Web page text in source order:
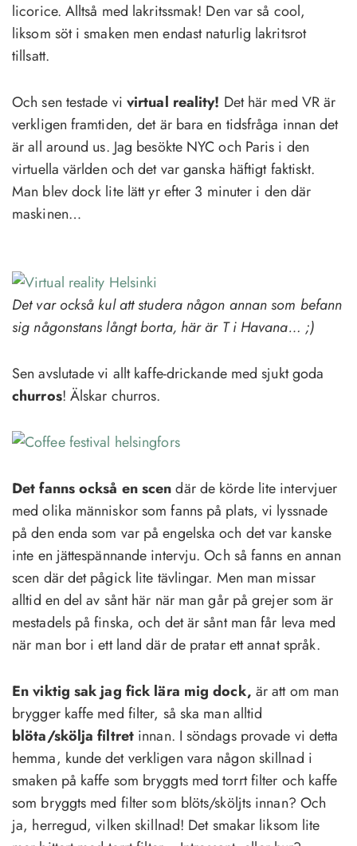
licorice. Alltså med lakritssmak! Den var så cool,
liksom söt i smaken men endast naturlig lakritsrot
tillsatt.
Och sen testade vi virtual reality! Det här med VR är
verkligen framtiden, det är bara en tidsfråga innan det
är all around us. Jag besökte NYC och Paris i den
virtuella världen och det var ganska häftigt faktiskt.
Man blev dock lite lätt yr efter 3 minuter i den där
maskinen…
Det var också kul att studera någon annan som befann
sig någonstans långt borta, här är T i Havana… ;)
Sen avslutade vi allt kaffe-drickande med sjukt goda
churros! Älskar churros.
Det fanns också en scendär de körde lite intervjuer
med olika människor som fanns på plats, vi lyssnade
på den enda som var på engelska och det var kanske
inte en jättespännande intervju. Och så fanns en annan
scen där det pågick lite tävlingar. Men man missar
alltid en del av sånt här när man går på grejer som är
mestadels på finska, och det är sånt man får leva med
när man bor i ett land där de pratar ett annat språk.
En viktig sak jag fick lära mig dock, är att om man
brygger kaffe med filter, så ska man alltid
blöta/skölja filtret innan. I söndags provade vi detta
hemma, kunde det verkligen vara någon skillnad i
smaken på kaffe som bryggts med torrt filter och kaffe
som bryggts med filter som blöts/sköljts innan? Och
ja, herregud, vilken skillnad! Det smakar liksom lite